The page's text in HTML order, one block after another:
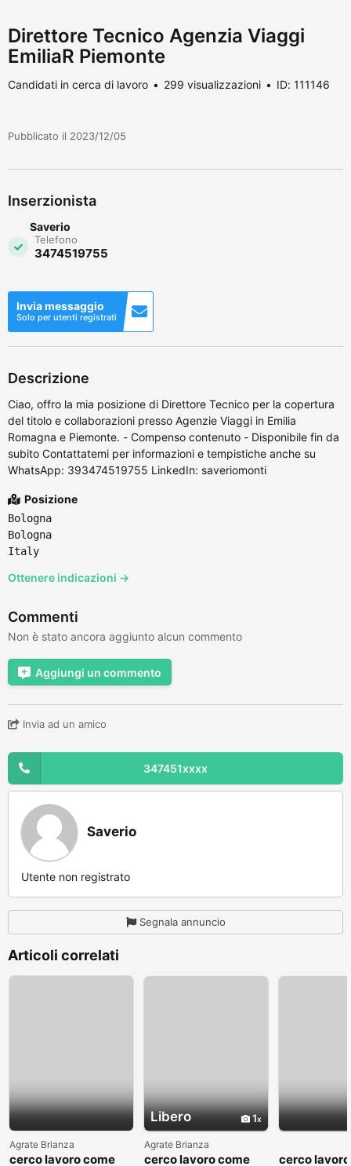
Direttore Tecnico Agenzia Viaggi
EmiliaR Piemonte
Candidati in cerca di lavoro 299 visualizzazioni ID: 111146
Pubblicato il 2023/12/05
Inserzionista
Saverio
Telefono
3474519755
Invia messaggio
Solo per utenti registrati
Descrizione
Ciao, offro la mia posizione di Direttore Tecnico per la copertura
del titolo e collaborazioni presso Agenzie Viaggi in Emilia
Romagna e Piemonte. - Compenso contenuto - Disponibile fin da
subito Contattatemi per informazioni e tempistiche anche su
WhatsApp: 393474519755 LinkedIn: saveriomonti
Posizione
Bologna
Bologna
Italy
Ottenere indicazioni →
Commenti
Non è stato ancora aggiunto alcun commento
Aggiungi un commento
Invia ad un amico
347451xxxx
Saverio
Utente non registrato
Segnala annuncio
Articoli correlati
Agrate Brianza
cerco lavoro come
Libero 1
Agrate Brianza
cerco lavoro come
cerco